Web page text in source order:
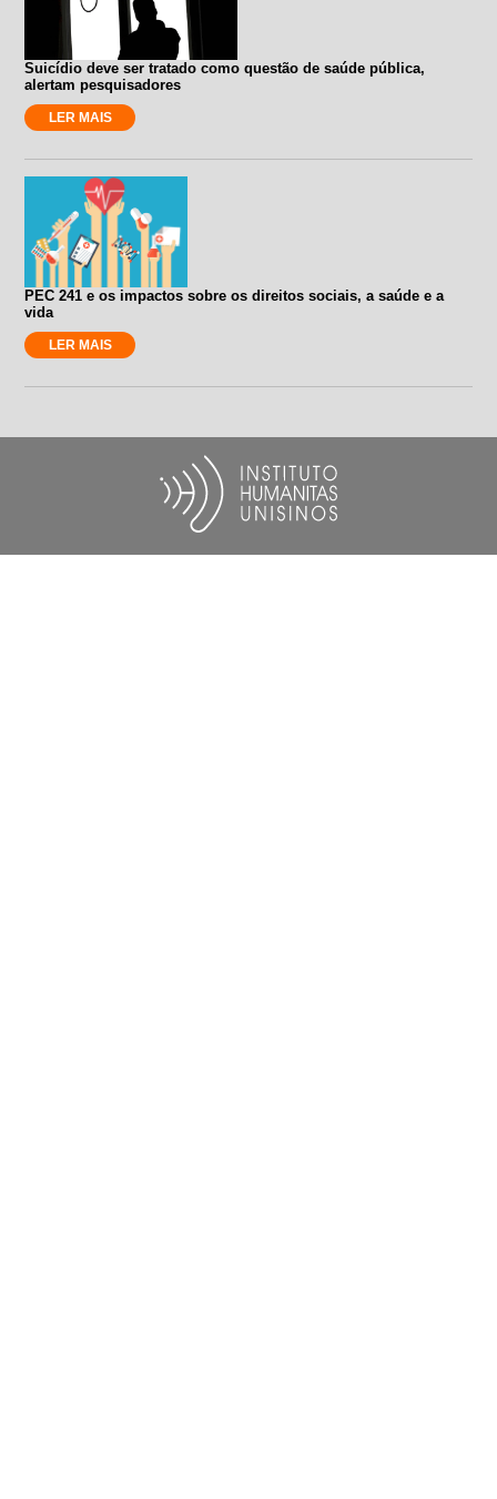
Suicídio deve ser tratado como questão de saúde pública,
alertam pesquisadores
LER MAIS
PEC 241 e os impactos sobre os direitos sociais, a saúde e a
vida
LER MAIS